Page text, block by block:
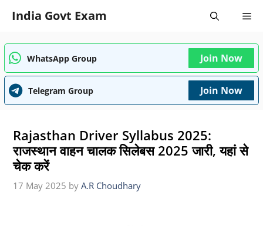
India Govt Exam
WhatsApp Group Join Now
Telegram Group Join Now
Rajasthan Driver Syllabus 2025:
राजस्थान वाहन चालक सिलेबस 2025 जारी, यहां से
चेक करें
17 May 2025 by A.R Choudhary